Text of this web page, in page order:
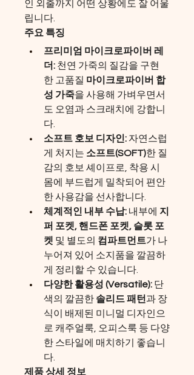
인 외출까지 어떤 상황에도 잘 어울
립니다.
주요 특징
프리미엄 마이크로파이버 레
더: 천연 가죽의 질감을 구현
한 고품질 마이크로파이버 합
성 가죽을 사용해 가벼우면서
도 오염과 스크래치에 강합니
다.
소프트 호보 디자인: 자연스럽
게 처지는 소프트(SOFT)한 질
감의 호보 셰이프로, 착용 시
몸에 부드럽게 밀착되어 편안
한 사용감을 선사합니다.
체계적인 내부 수납: 내부에 지
퍼 포켓, 핸드폰 포켓, 슬롯 포
켓 및 별도의 컴파트먼트가 나
누어져 있어 소지품을 깔끔하
게 정리할 수 있습니다.
다양한 활용성 (Versatile): 단
색의 깔끔한 솔리드 패턴 과 장
식이 배제된 미니멀 디자인으
로 캐주얼룩, 오피스룩 등 다양
한 스타일에 매치하기 좋습니
다.
제품 상세 정보